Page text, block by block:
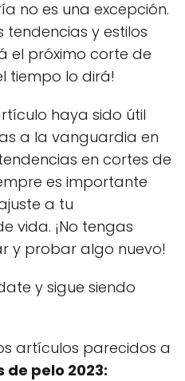
no es una excepción.
y estilos
el próximo corte de
tiempo lo dirá!
haya sido útil
a la vanguardia en
en cortes de
es importante
a tu
vida. ¡No tengas
y probar algo nuevo!
y sigue siendo
artículos parecidos a
pelo 2023: